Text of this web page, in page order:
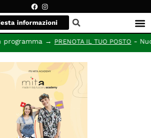
informazioni
→ PRENOTA IL TUO POSTO- Nuovi